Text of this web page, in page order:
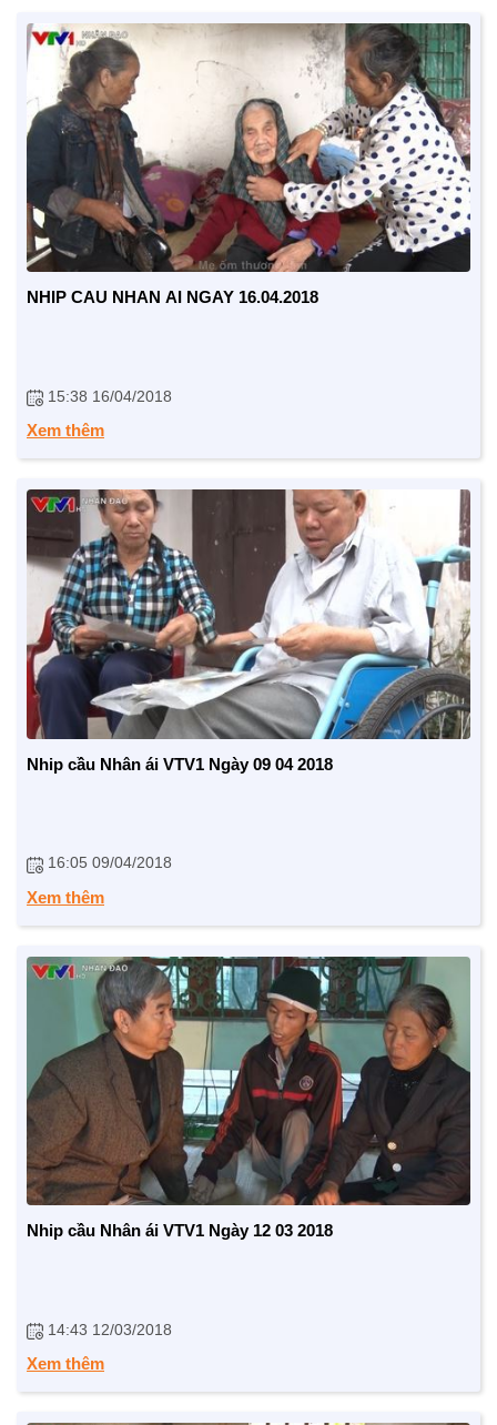
NHỊP CẦU NHÂN ÁI
Nhịp cầu Nhân ái VTV1
Địa chỉ nhân ái
NHIP CAU NHAN AI NGAY 16.04.2018
15:38 16/04/2018
Xem thêm
Nhip cầu Nhân ái VTV1 Ngày 09 04 2018
16:05 09/04/2018
Xem thêm
Nhip cầu Nhân ái VTV1 Ngày 12 03 2018
14:43 12/03/2018
Xem thêm